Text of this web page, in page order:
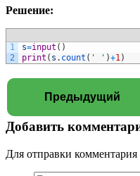
Решение:
1
2
s=input ( )
print ( s . count ( ' ' )+1)
Предыдущий
Добавить
Для отправки